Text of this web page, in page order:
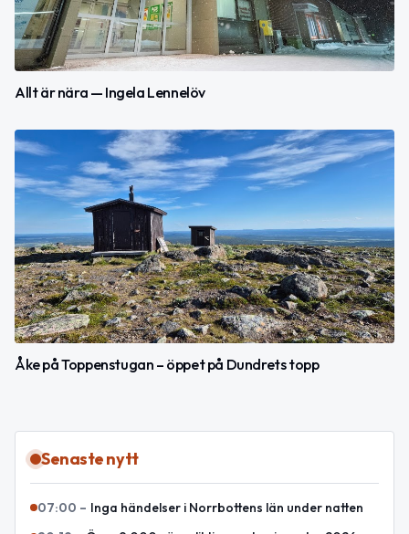
Allt är nära — Ingela Lennelöv
Åke på Toppenstugan – öppet på Dundrets topp
Senaste nytt
07:00 – Inga händelser i Norrbottens län under natten